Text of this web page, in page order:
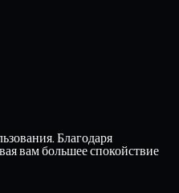
Благодаря
вам большее спокойствие